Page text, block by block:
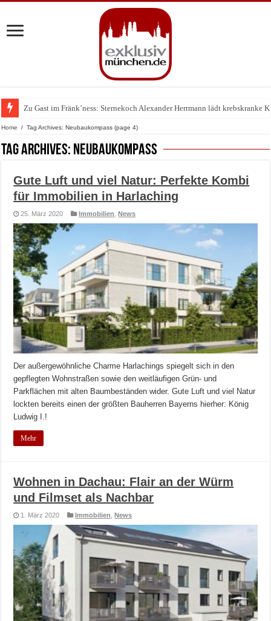
Zu Gast im Fränk’ness: Sternekoch Alexander Herrmann lädt krebskranke
Home / Tag Archives: Neubaukompass (page 4)
Tag Archives: Neubaukompass
Gute Luft und viel Natur: Perfekte Kombi
für Immobilien in Harlaching
25. März 2020 Immobilien ,News
Der außergewöhnliche Charme Harlachings spiegelt sich in den
gepflegten Wohnstraßen sowie den weitläufigen Grün- und
Parkflächen mit alten Baumbeständen wider. Gute Luft und viel Natur
lockten bereits einen der größten Bauherren Bayerns hierher: König
Ludwig I.!
Mehr
Wohnen in Dachau: Flair an der Würm
und Filmset als Nachbar
1. März 2020 Immobilien ,News